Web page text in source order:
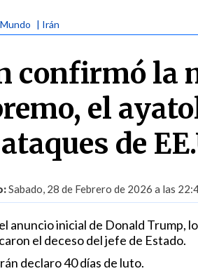
Mundo | Irán
confirmó la
el
de
Sabado, 28 de Febrero de 2026 a las
anuncio inicial de Donald Trump,
el deceso del jefe de Estado.
declaro 40 días de luto.